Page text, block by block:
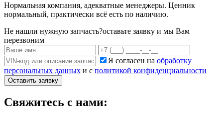
Нормальная компания, адекватные менеджеры. Ценник
нормальный, практически всё есть по наличию.
Не нашли нужную запчасть?оставьте заявку и мы Вам
перезвоним
Я согласен на обработку
персональных данных и с политикой конфиденциальности
Оставить заявку
Свяжитесь с нами: